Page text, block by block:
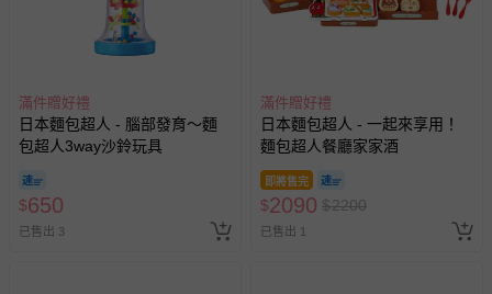
滿件贈好禮
日本麵包超人 - 腦部發育～麵
包超人3way沙鈴玩具
$650
已售出 3
滿件贈好禮
日本麵包超人 - 一起來享用！
麵包超人餐廳家家酒
即將售完
$2090 $2200
已售出 1